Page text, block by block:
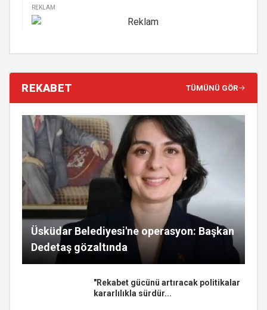
REKLAM
REKABET TÜMÜNÜ GÖR
Üsküdar Belediyesi'ne operasyon: Başkan
Dedetaş gözaltında
"Rekabet gücünü artıracak politikalar
kararlılıkla sürdür...